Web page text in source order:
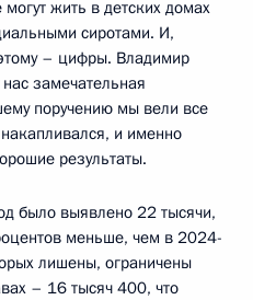
жить в детских домах
сиротами. И,
– цифры. Владимир
замечательная
поручению мы вели все
и именно
результаты.
было выявлено 22 тысячи,
меньше, чем в 2024-
лишены, ограничены
– 16 тысяч 400, что